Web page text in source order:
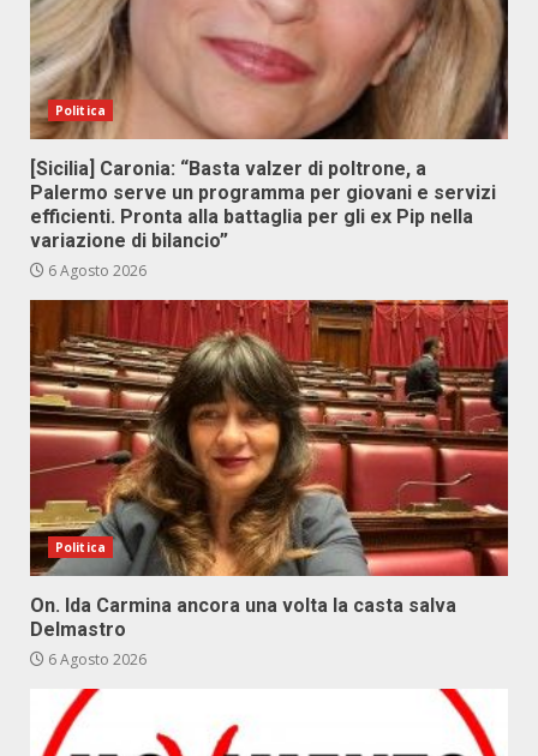
Politica
[Sicilia] Caronia: “Basta valzer di poltrone, a
Palermo serve un programma per giovani e servizi
efficienti. Pronta alla battaglia per gli ex Pip nella
variazione di bilancio”
6 Agosto 2026
Politica
On. Ida Carmina ancora una volta la casta salva
Delmastro
6 Agosto 2026